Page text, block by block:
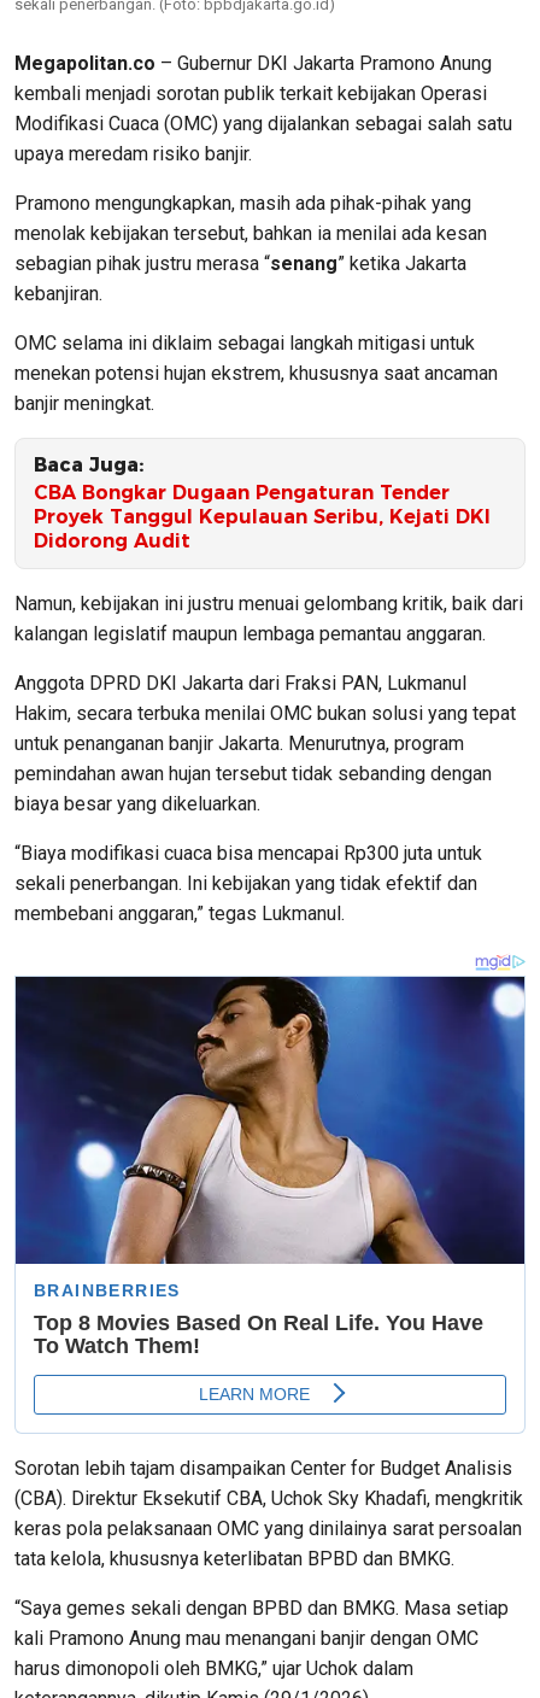
sekali penerbangan. (Foto: bpbdjakarta.go.id)
Megapolitan.co – Gubernur DKI Jakarta Pramono Anung
kembali menjadi sorotan publik terkait kebijakan Operasi
Modifikasi Cuaca (OMC) yang dijalankan sebagai salah satu
upaya meredam risiko banjir.
Pramono mengungkapkan, masih ada pihak-pihak yang
menolak kebijakan tersebut, bahkan ia menilai ada kesan
sebagian pihak justru merasa “senang” ketika Jakarta
kebanjiran.
OMC selama ini diklaim sebagai langkah mitigasi untuk
menekan potensi hujan ekstrem, khususnya saat ancaman
banjir meningkat.
Baca Juga:
CBA Bongkar Dugaan Pengaturan Tender
Proyek Tanggul Kepulauan Seribu, Kejati DKI
Didorong Audit
Namun, kebijakan ini justru menuai gelombang kritik, baik dari
kalangan legislatif maupun lembaga pemantau anggaran.
Anggota DPRD DKI Jakarta dari Fraksi PAN, Lukmanul
Hakim, secara terbuka menilai OMC bukan solusi yang tepat
untuk penanganan banjir Jakarta. Menurutnya, program
pemindahan awan hujan tersebut tidak sebanding dengan
biaya besar yang dikeluarkan.
“Biaya modifikasi cuaca bisa mencapai Rp300 juta untuk
sekali penerbangan. Ini kebijakan yang tidak efektif dan
membebani anggaran,” tegas Lukmanul.
Sorotan lebih tajam disampaikan Center for Budget Analisis
(CBA). Direktur Eksekutif CBA, Uchok Sky Khadafi, mengkritik
keras pola pelaksanaan OMC yang dinilainya sarat persoalan
tata kelola, khususnya keterlibatan BPBD dan BMKG.
“Saya gemes sekali dengan BPBD dan BMKG. Masa setiap
kali Pramono Anung mau menangani banjir dengan OMC
harus dimonopoli oleh BMKG,” ujar Uchok dalam